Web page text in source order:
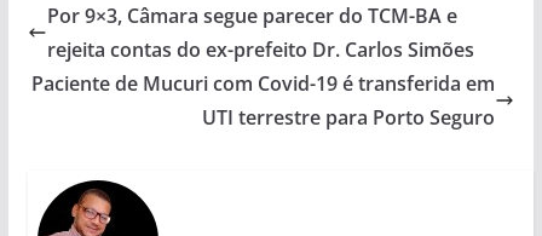
Por 9×3, Câmara segue parecer do TCM-BA e
rejeita contas do ex-prefeito Dr. Carlos Simões
Paciente de Mucuri com Covid-19 é transferida em
UTI terrestre para Porto Seguro